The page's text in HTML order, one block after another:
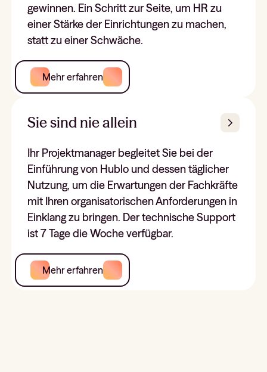
gewinnen. Ein Schritt zur Seite, um HR zu
einer Stärke der Einrichtungen zu machen,
statt zu einer Schwäche.
Mehr erfahren
Sie sind nie allein
Ihr Projektmanager begleitet Sie bei der
Einführung von Hublo und dessen täglicher
Nutzung, um die Erwartungen der Fachkräfte
mit Ihren organisatorischen Anforderungen in
Einklang zu bringen. Der technische Support
ist 7 Tage die Woche verfügbar.
Mehr erfahren